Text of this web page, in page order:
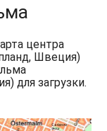
центра
Швеция)
для загрузки.